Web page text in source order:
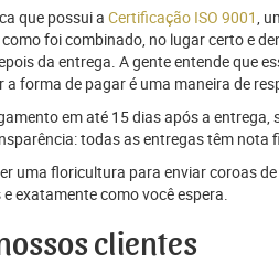
que possui a Certificação ISO 9001,
foi combinado, no lugar certo e
da entrega. A gente entende que
forma de pagar é uma maneira de
em até 15 dias após a
todas as entregas têm nota
uma floricultura para enviar coroas
exatamente como você espera.
clientes